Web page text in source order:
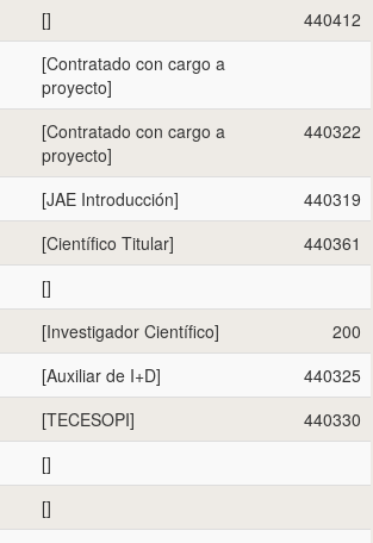
[]
440412
[Contratado con cargo a
proyecto]
[Contratado con cargo a
proyecto]
440322
[JAE Introducción]
440319
[Científico Titular]
440361
[]
[Investigador Científico]
200
[Auxiliar de I+D]
440325
[TECESOPI]
440330
[]
[]